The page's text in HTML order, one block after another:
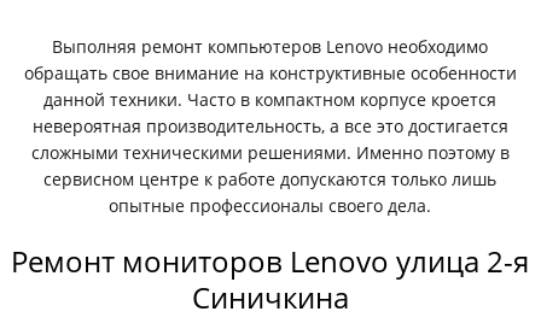
Выполняя ремонт компьютеров Lenovo необходимо
обращать свое внимание на конструктивные особенности
данной техники. Часто в компактном корпусе кроется
невероятная производительность, а все это достигается
сложными техническими решениями. Именно поэтому в
сервисном центре к работе допускаются только лишь
опытные профессионалы своего дела.
Ремонт мониторов Lenovo улица 2-я
Синичкина